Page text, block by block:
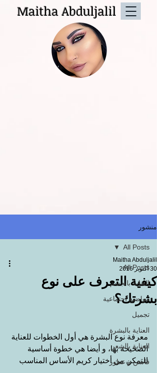
Maitha Abduljalil
منشور
All Posts
العناية بالجسم
مواضيع اجتماعية
تجميل
العناية بالبشرة
العناية بالشعر
فاشن و عطور
All Posts
كيفية التعرف على نوع
بشرتك؟
Maitha Abduljalil
30 أكتوبر 2016
معرفة نوع البشرة هي أول الخطوات للعناية
الصحيحة بها، و أيضا هي خطوة أساسية
للتمكن من أختيار كريم الأساس المناسب